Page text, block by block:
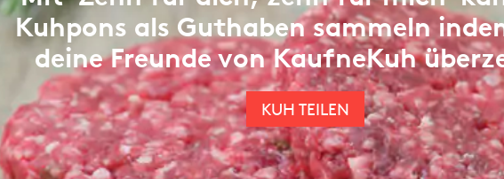
Kuhpons als Guthaben sammeln
deine Freunde von KaufneKuh
KUH TEILEN